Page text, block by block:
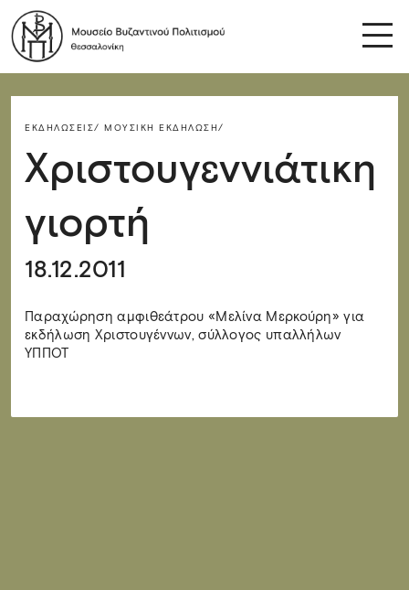
ΕΚΔΗΛΏΣΕΙΣ/ ΜΟΥΣΙΚΉ ΕΚΔΉΛΩΣΗ/
Χριστουγεννιάτικη
γιορτή
18.12.2011
Παραχώρηση αμφιθεάτρου «Μελίνα Μερκούρη» για
εκδήλωση Χριστουγέννων, σύλλογος υπαλλήλων
ΥΠΠΟΤ